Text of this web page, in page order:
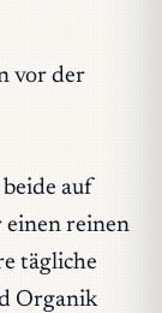
vor der
auf
einen reinen
tägliche
Organik